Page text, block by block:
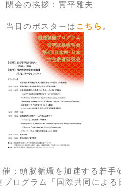
閉会の挨拶：實平雅夫
当日のポスターは こちら 。
催：頭脳循環を加速する若手
プログラム「国際共同によ